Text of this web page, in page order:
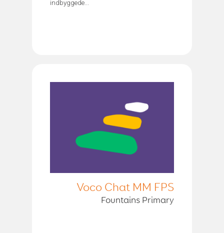
indbyggede...
Voco Chat MM FPS
Fountains Primary